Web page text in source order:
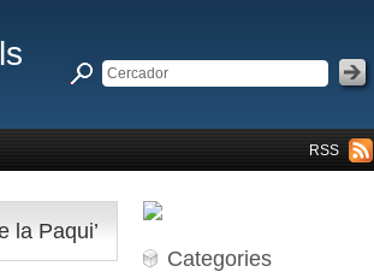
RSS
la Paqui’
Categories